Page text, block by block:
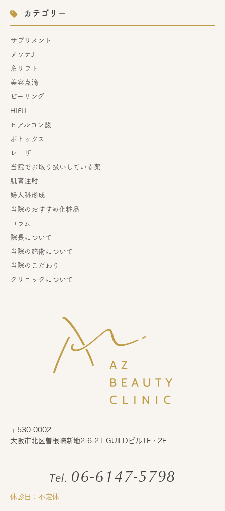
カテゴリー
サプリメント
メソナJ
糸リフト
美容点滴
ピーリング
HIFU
ヒアルロン酸
ボトックス
レーザー
当院でお取り扱いしている薬
肌育注射
婦人科形成
当院のおすすめ化粧品
コラム
院長について
当院の施術について
当院のこだわり
クリニックについて
〒530-0002
大阪市北区曽根崎新地2-6-21 GUILDビル1F・2F
Tel. 06-6147-5798
休診日：不定休